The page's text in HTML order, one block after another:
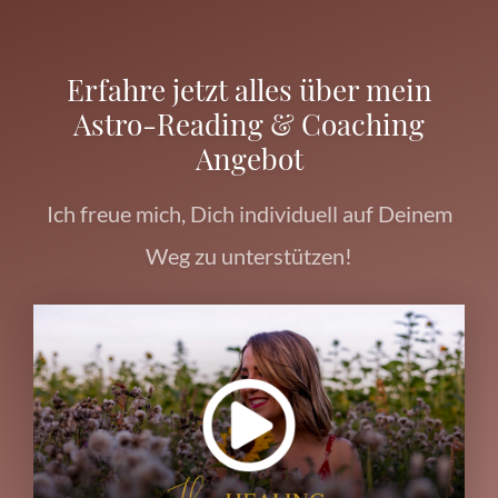
Erfahre jetzt alles über mein
Astro-Reading & Coaching
Angebot
Ich freue mich, Dich individuell auf Deinem
Weg zu unterstützen!